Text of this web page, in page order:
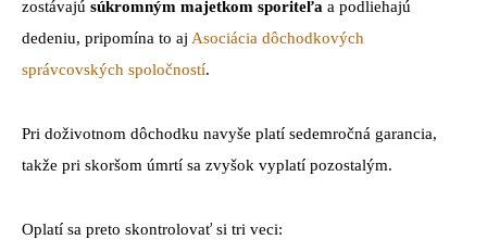
zostávajú súkromným majetkom sporiteľa a podliehajú
dedeniu, pripomína to aj Asociácia dôchodkových
správcovských spoločností.
Pri doživotnom dôchodku navyše platí sedemročná garancia,
takže pri skoršom úmrtí sa zvyšok vyplatí pozostalým.
Oplatí sa preto skontrolovať si tri veci: